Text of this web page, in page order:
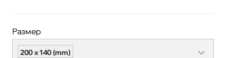
Размер
200 x 140 (mm)